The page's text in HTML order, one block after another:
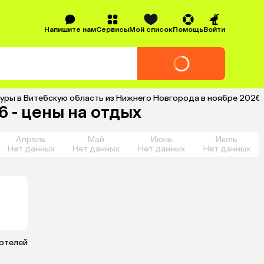
Напишите намСервисыМой списокПомощьВойти
в Витебскую область из Нижнего Новгорода в ноябре
- цены на отдых
Апрель
Нет данных
Май
Нет данных
Июнь
Нет данных
Июль
Нет данных